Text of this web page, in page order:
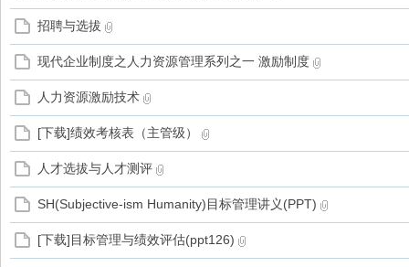
招聘与选拔
现代企业制度之人力资源管理系列之一 激励制度
人力资源激励技术
[下载]绩效考核表（主管级）
人才选拔与人才测评
SH(Subjective-ism Humanity)目标管理讲义(PPT)
[下载]目标管理与绩效评估(ppt126)